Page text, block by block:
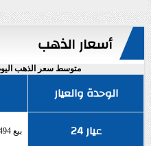
أسعار الذهب
متوسط سعر الذهب
الوحدة والعيار
عيار 24
بيع 2,494 شراء 2,505